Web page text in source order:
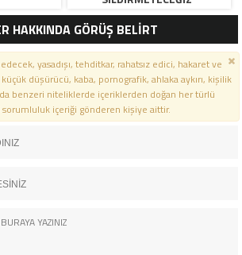
HAKKINDA GÖRÜŞ BELİRT
yasadışı, tehditkar, rahatsız edici, hakaret ve
küçük düşürücü, kaba, pornografik, ahlaka aykırı, kişilik
da benzeri niteliklerde içeriklerden doğan her türlü
içeriği gönderen kişiye aittir.